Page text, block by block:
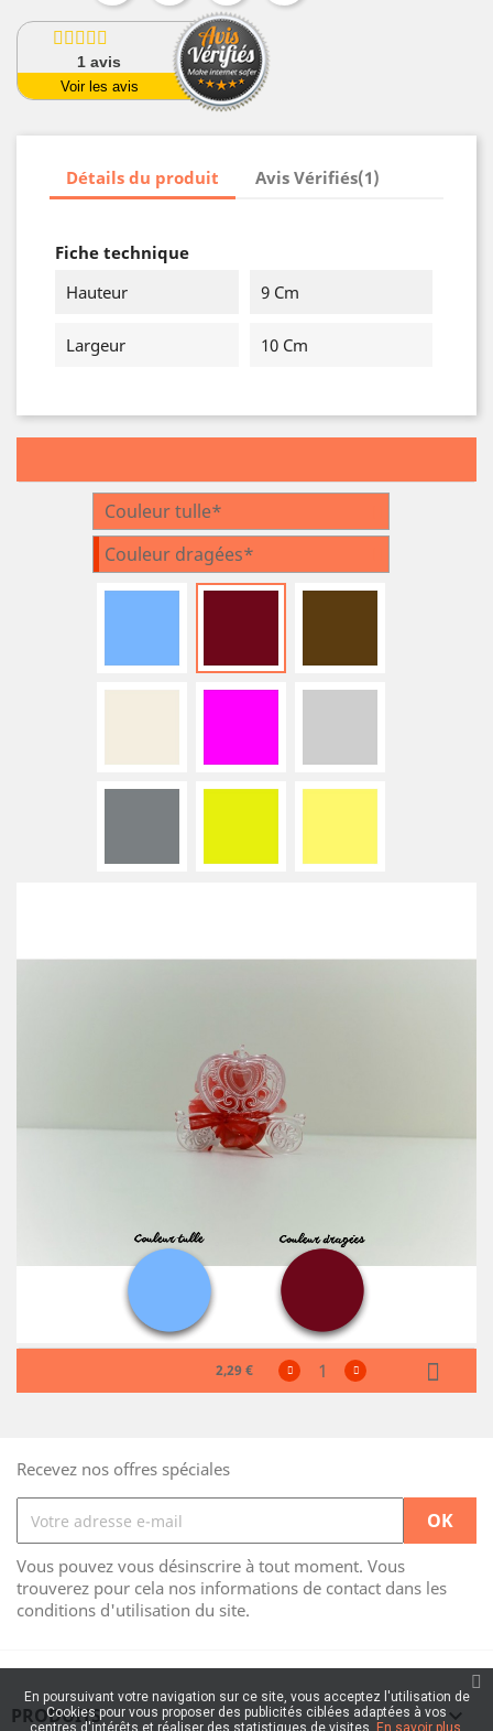
1avis
Voir les avis
Détails du produit Avis Vérifiés(1)
Fiche technique
Hauteur
9 Cm
Largeur 10 Cm
Couleur tulle*
Couleur dragées*
2,29 €
Recevez nos offres spéciales
Vous pouvez vous désinscrire à tout moment. Vous
trouverez pour cela nos informations de contact dans les
conditions d'utilisation du site.
PRODUITS 
En poursuivant votre navigation sur ce site, vous acceptez l'utilisation de
Cookies pour vous proposer des publicités ciblées adaptées à vos
centres d'intérêts et réaliser des statistiques de visites.
En savoir plus.